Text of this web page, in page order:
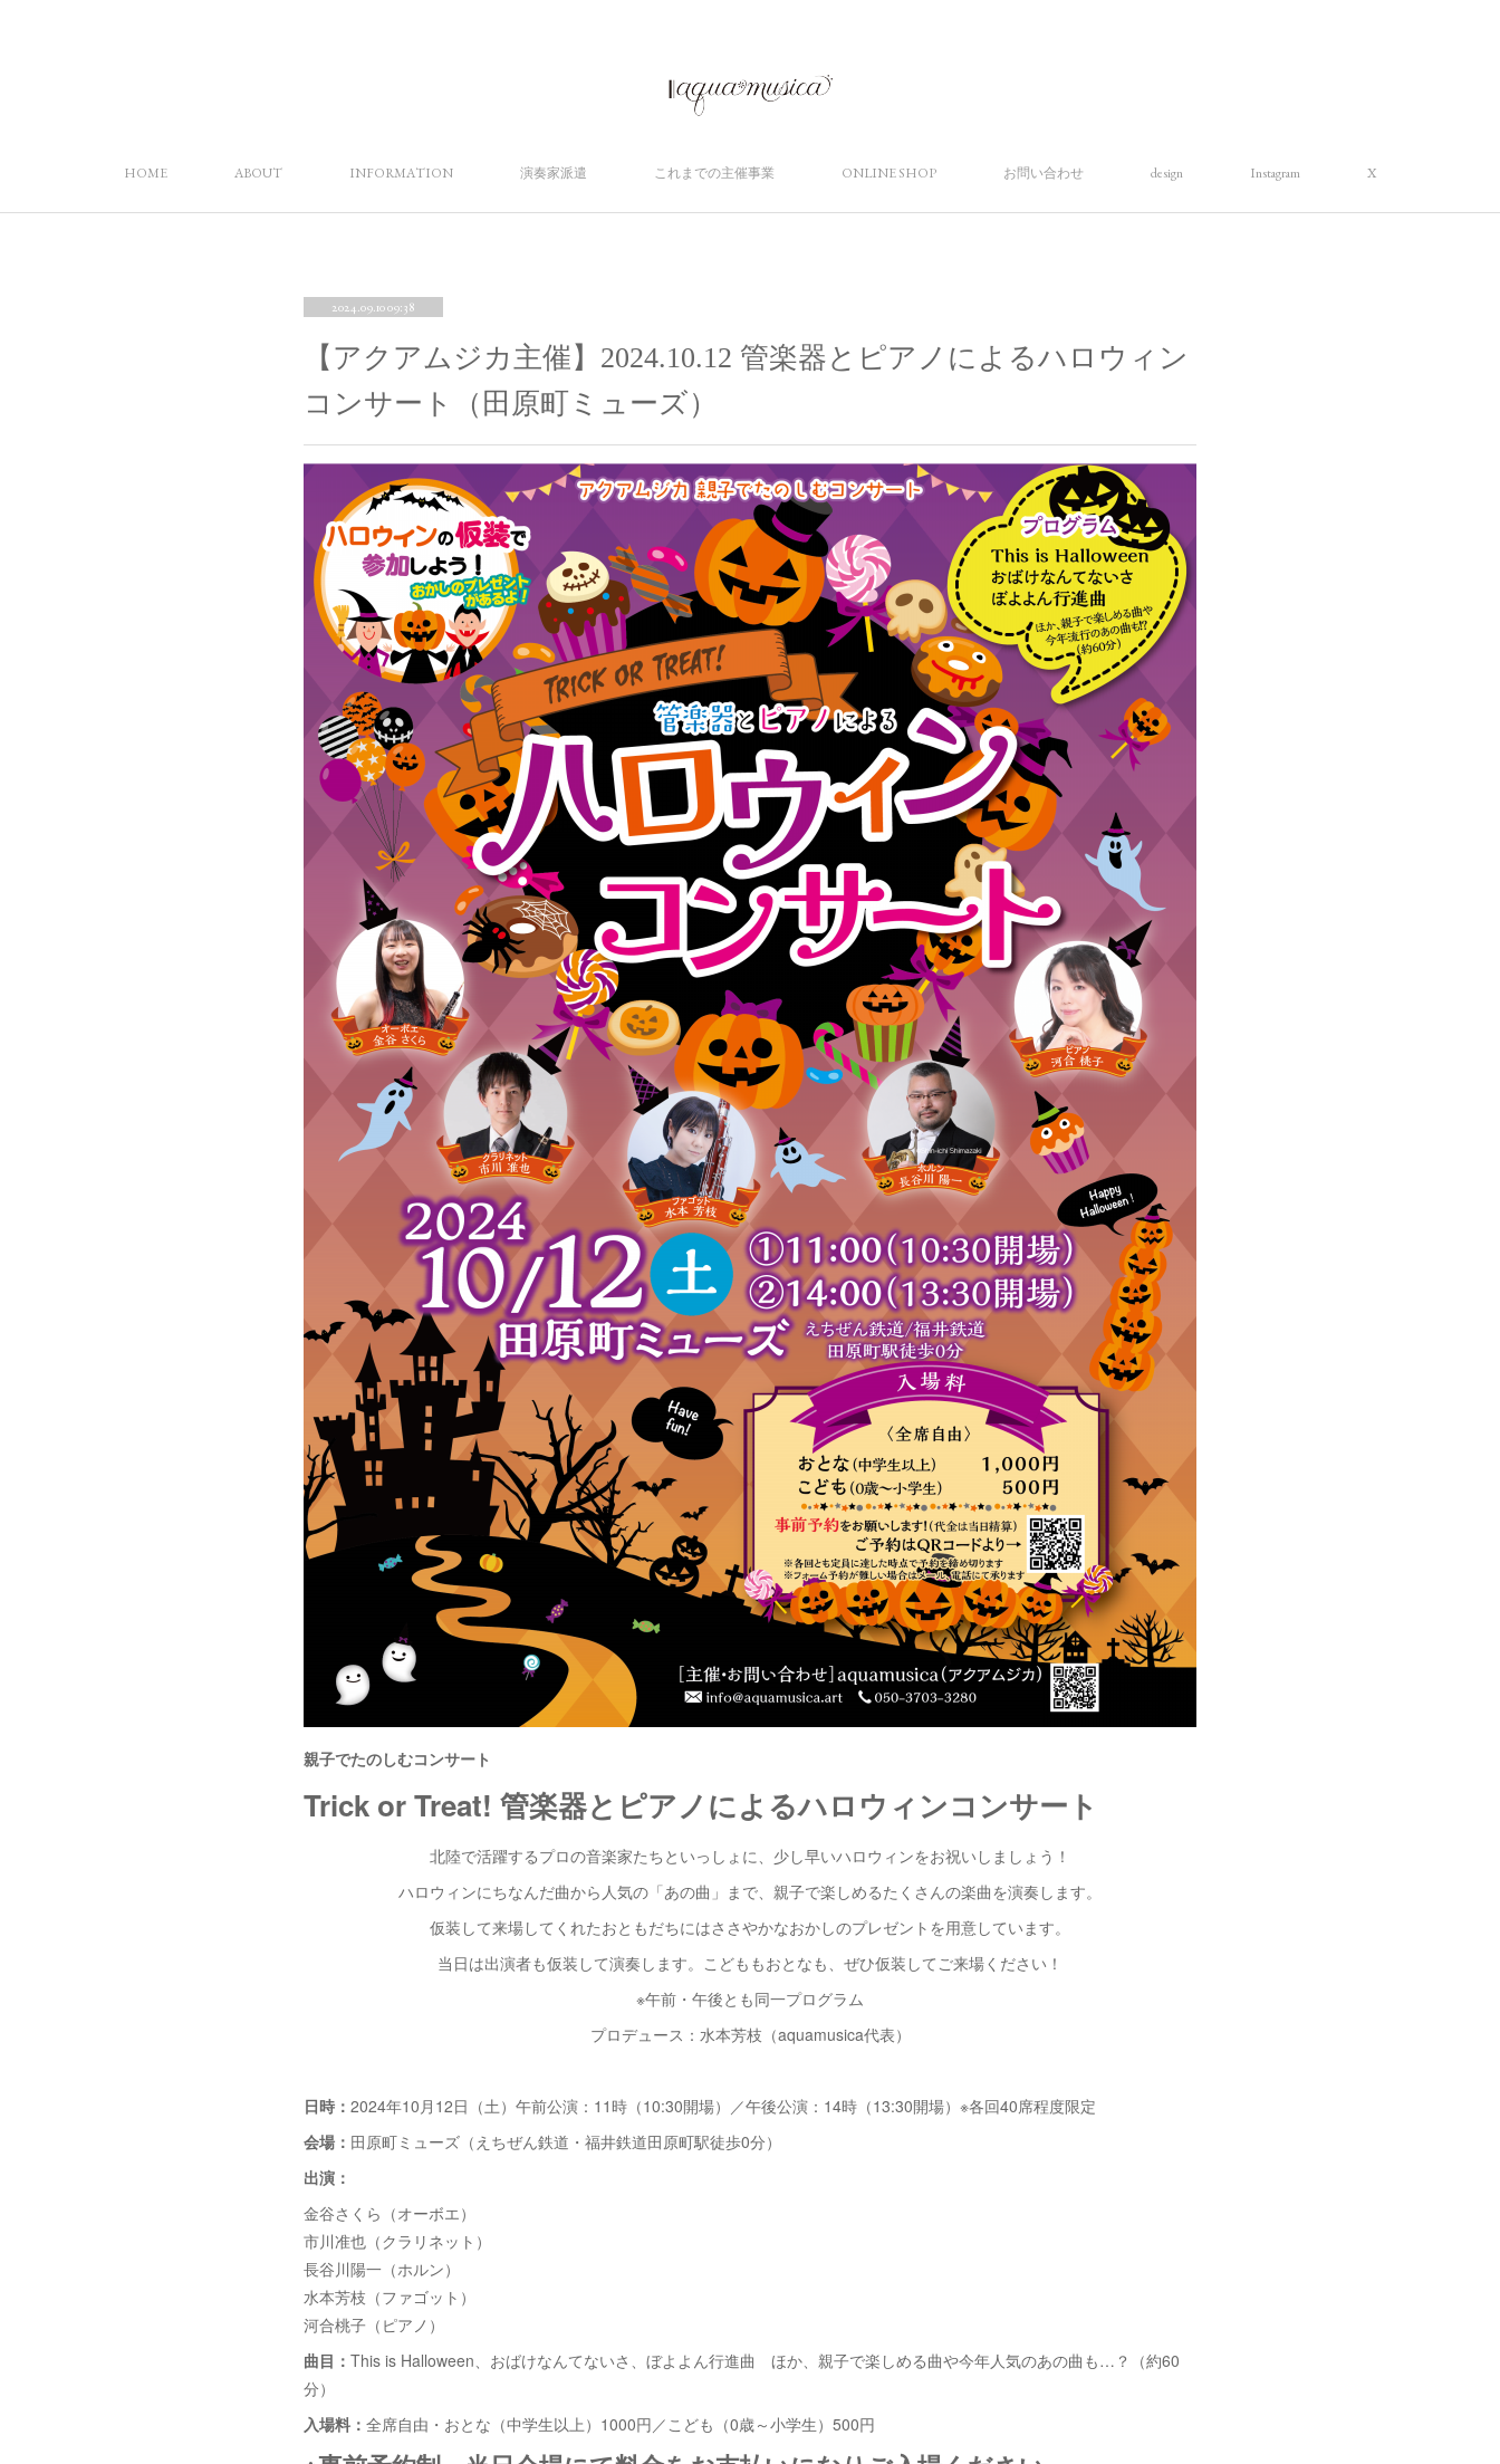
HOME ABOUT INFORMATION 演奏家派遣 これまでの主催事業 ONLINE SHOP お問い合わせ design Instagram X
2024.09.10 09:38
【アクアムジカ主催】2024.10.12 管楽器とピアノによるハロウィン
コンサート（田原町ミューズ）
親子でたのしむコンサート
Trick or Treat! 管楽器とピアノによるハロウィンコンサート
北陸で活躍するプロの音楽家たちといっしょに、少し早いハロウィンをお祝いしましょう！
ハロウィンにちなんだ曲から人気の「あの曲」まで、親子で楽しめるたくさんの楽曲を演奏します。
仮装して来場してくれたおともだちにはささやかなおかしのプレゼントを用意しています。
当日は出演者も仮装して演奏します。こどももおとなも、ぜひ仮装してご来場ください！
※午前・午後とも同一プログラム
プロデュース：水本芳枝（aquamusica代表）
日時： 2024年10月12日（土）午前公演：11時（10:30開場）／午後公演：14時（13:30開場）※各回40席程度限定
会場： 田原町ミューズ（えちぜん鉄道・福井鉄道田原町駅徒歩0分）
出演：
金谷さくら（オーボエ）
市川准也（クラリネット）
長谷川陽一（ホルン）
水本芳枝（ファゴット）
河合桃子（ピアノ）
曲目： This is Halloween、おばけなんてないさ、ぼよよん行進曲 ほか、親子で楽しめる曲や今年人気のあの曲も…？（約60
分）
入場料： 全席自由・おとな（中学生以上）1000円／こども（0歳～小学生）500円